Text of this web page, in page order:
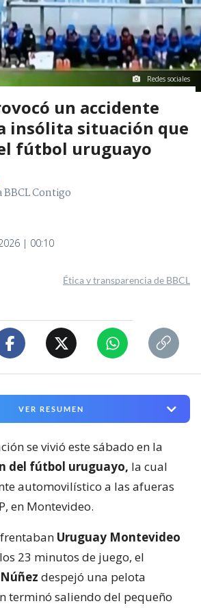
Redes sociales
un accidente
insólita situación que
fútbol uruguayo
BBCL Contigo
| 00:10
Ética y transparencia de BBCL
VER RESUMEN
se vivió este sábado en la
del fútbol uruguayo, la cual
automovilístico a las afueras
en Montevideo.
Uruguay Montevideo
23 minutos de juego, el
despejó una pelota
terminó saliendo del pequeño